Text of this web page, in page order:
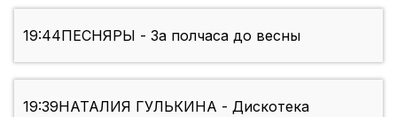
19:44ПЕСНЯРЫ - За полчаса до весны
19:39НАТАЛИЯ ГУЛЬКИНА - Дискотека